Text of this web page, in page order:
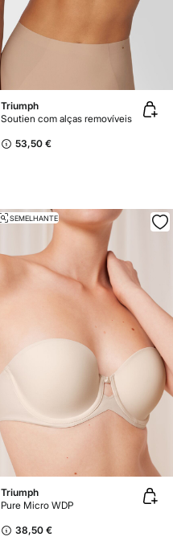
Triumph
Soutien com alças removíveis
53,50 €
SEMELHANTE
Triumph
Pure Micro WDP
38,50 €